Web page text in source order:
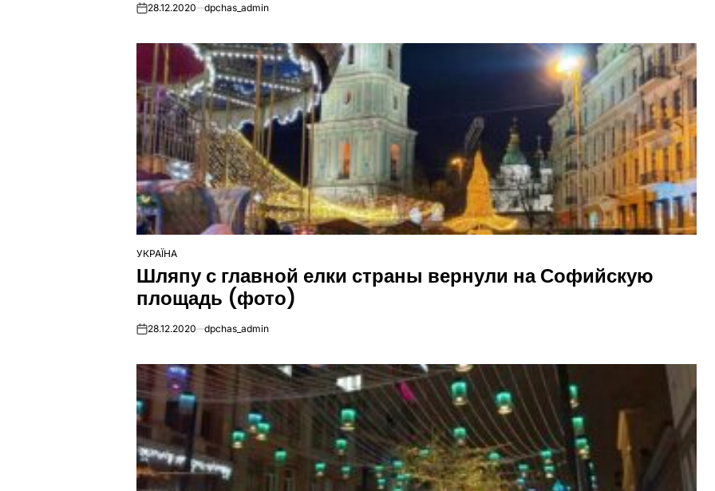
on28.12.2020 dpchas_admin
ОПУБЛІКУВАТИ
УКРАЇНА
Шляпу с главной елки страны вернули на Софийскую
площадь (фото)
on28.12.2020 dpchas_admin